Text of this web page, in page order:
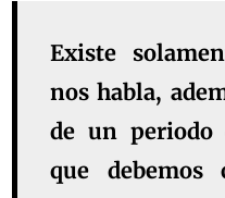
Existe
nos habla,
de un periodo
que debemos